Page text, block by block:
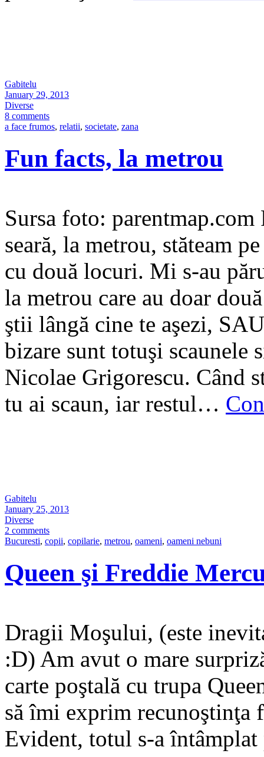
Gabitelu
January 29, 2013
Diverse
8 comments
a face frumos, relatii, societate, zana
Fun facts, la metrou
Sursa foto:
seară, la metrou, stăteam
cu două locuri. Mi s-au
la metrou care au doar
ştii lângă cine te aşezi,
bizare sunt totuşi scaunele
Nicolae Grigorescu. Când
tu ai scaun, iar restul…
Gabitelu
January 25, 2013
Diverse
2 comments
Bucuresti, copii, copilarie, metrou, oameni, oameni nebuni
Queen şi Freddie
Dragii Moşului, (este
:D) Am avut o mare
carte poştală cu trupa
să îmi exprim recunoştinţa
Evident, totul s-a